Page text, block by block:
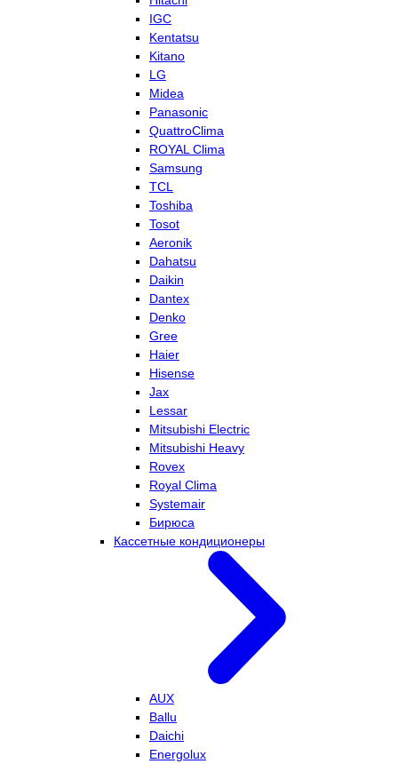
IGC
Kentatsu
Kitano
LG
Midea
Panasonic
QuattroClima
ROYAL Clima
Samsung
TCL
Toshiba
Tosot
Aeronik
Dahatsu
Daikin
Dantex
Denko
Gree
Haier
Hisense
Jax
Lessar
Mitsubishi Electric
Mitsubishi Heavy
Rovex
Royal Clima
Systemair
Бирюса
Кассетные кондиционеры
AUX
Ballu
Daichi
Energolux